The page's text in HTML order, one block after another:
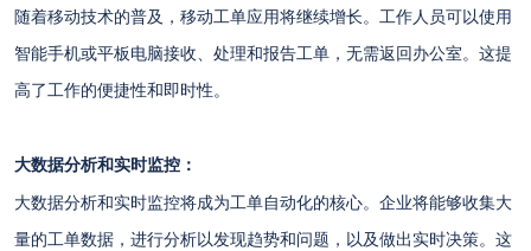
随着移动技术的普及，移动工单应用将继续增长。工作人员可以使用
智能手机或平板电脑接收、处理和报告工单，无需返回办公室。这提
高了工作的便捷性和即时性。
大数据分析和实时监控：
大数据分析和实时监控将成为工单自动化的核心。企业将能够收集大
量的工单数据，进行分析以发现趋势和问题，以及做出实时决策。这